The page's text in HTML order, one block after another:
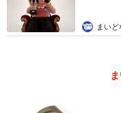
まい